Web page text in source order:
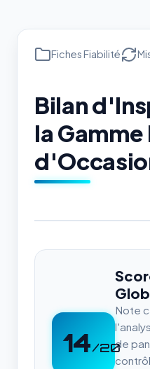
Fiches Fiabilité
Bilan
la
14/20
Note
de